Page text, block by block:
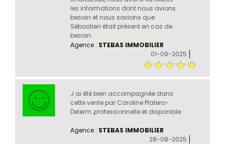
les informations dont nous avions
besoin et nous savions que
Sébastien était présent en cas de
besoin.
Agence : STEBAS IMMOBILIER
01-09-2025
J ai été bien accompagnée dans
cette vente par Caroline Platero-
Delerm ,professionnelle et disponible
.
Agence : STEBAS IMMOBILIER
28-08-2025